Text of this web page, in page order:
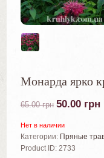
Монарда ярко
65.00грн 50.00 грн
Нет в наличии
Категории: Пряные
Product ID: 2733